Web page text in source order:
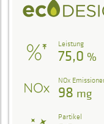
Leistung
75,0 %
NOx
98 mg
Partikel